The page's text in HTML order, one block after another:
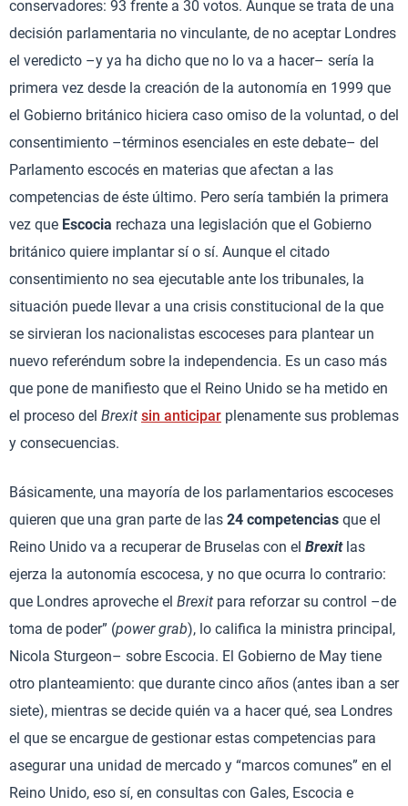
conservadores: 93 frente a 30 votos. Aunque se trata de una
decisión parlamentaria no vinculante, de no aceptar Londres
el veredicto –y ya ha dicho que no lo va a hacer– sería la
primera vez desde la creación de la autonomía en 1999 que
el Gobierno británico hiciera caso omiso de la voluntad, o del
consentimiento –términos esenciales en este debate– del
Parlamento escocés en materias que afectan a las
competencias de éste último. Pero sería también la primera
vez que Escocia rechaza una legislación que el Gobierno
británico quiere implantar sí o sí. Aunque el citado
consentimiento no sea ejecutable ante los tribunales, la
situación puede llevar a una crisis constitucional de la que
se sirvieran los nacionalistas escoceses para plantear un
nuevo referéndum sobre la independencia. Es un caso más
que pone de manifiesto que el Reino Unido se ha metido en
el proceso del Brexit sin anticipar plenamente sus problemas
y consecuencias.
Básicamente, una mayoría de los parlamentarios escoceses
quieren que una gran parte de las 24 competencias que el
Reino Unido va a recuperar de Bruselas con el Brexitlas
ejerza la autonomía escocesa, y no que ocurra lo contrario:
que Londres aproveche el Brexit para reforzar su control –de
toma de poder” (power grab), lo califica la ministra principal,
Nicola Sturgeon– sobre Escocia. El Gobierno de May tiene
otro planteamiento: que durante cinco años (antes iban a ser
siete), mientras se decide quién va a hacer qué, sea Londres
el que se encargue de gestionar estas competencias para
asegurar una unidad de mercado y “marcos comunes” en el
Reino Unido, eso sí, en consultas con Gales, Escocia e